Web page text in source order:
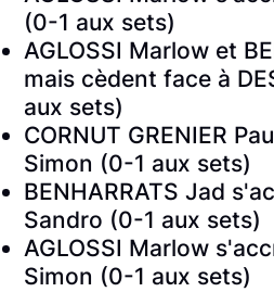
(0-1 aux sets)
AGLOSSI Marlow et
mais cèdent face à
aux sets)
CORNUT GRENIER
Simon (0-1 aux sets)
BENHARRATS Jad
Sandro (0-1 aux sets)
AGLOSSI Marlow
Simon (0-1 aux sets)